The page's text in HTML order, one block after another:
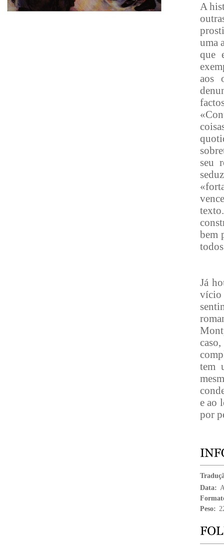
A
uma
que
aos
seu
bem
Já
tem
e ao
por
Data:
Peso: